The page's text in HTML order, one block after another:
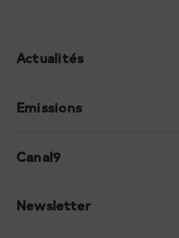
Actualités
Emissions
Canal9
Newsletter